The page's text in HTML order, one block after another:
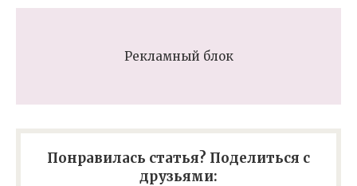
Рекламный блок
Понравилась статья? Поделиться с
друзьями: